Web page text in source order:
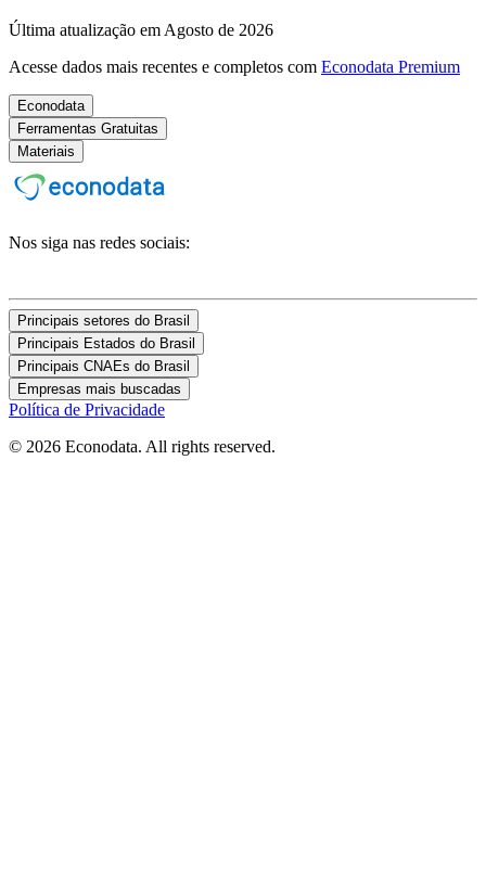
Última atualização em Agosto de 2026
Acesse dados mais recentes e completos com Econodata Premium
Econodata
Ferramentas Gratuitas
Materiais
Nos siga nas redes sociais:
Principais setores do Brasil
Principais Estados do Brasil
Principais CNAEs do Brasil
Empresas mais buscadas
Política de Privacidade
© 2026 Econodata. All rights reserved.